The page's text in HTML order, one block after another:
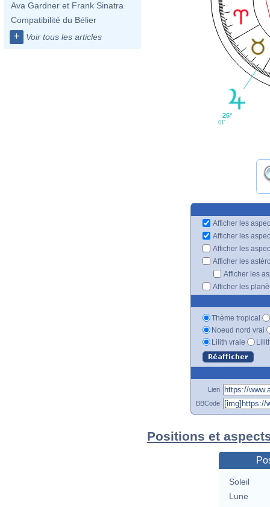
Ava Gardner et Frank Sinatra
Compatibilité du Bélier
+ Voir tous les articles
26°
01'
Afficher les
Afficher les
Afficher les
Afficher les
Afficher les
Afficher les
Thème tropical
Noeud nord vrai
Lilith vraie
Lien
BBCode
Positions et
Soleil
Lune